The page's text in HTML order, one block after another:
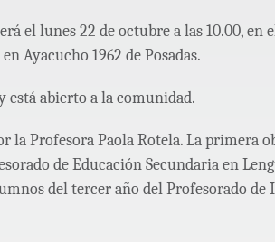
el lunes 22 de octubre a las 10.00,
Ayacucho 1962 de Posadas.
está abierto a la comunidad.
la Profesora Paola Rotela. La primera
de Educación Secundaria en
del tercer año del Profesorado de